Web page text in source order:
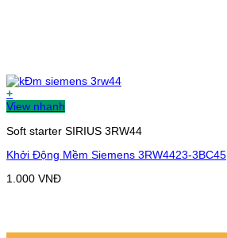
+
View nhanh
Soft starter SIRIUS 3RW44
Khởi Động Mềm Siemens 3RW4423-3BC45
1.000 VNĐ